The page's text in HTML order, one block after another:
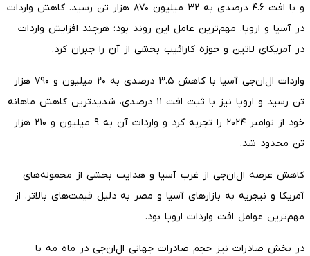
و با افت ۴.۶ درصدی به ۳۲ میلیون ۸۷۰ هزار تن رسید. کاهش واردات
در آسیا و اروپا، مهم‌ترین عامل این روند بود؛ هرچند افزایش واردات
در آمریکای لاتین و حوزه کارائیب بخشی از آن را جبران کرد.
واردات ال‌ان‌جی آسیا با کاهش ۳.۵ درصدی به ۲۰ میلیون و ۷۹۰ هزار
تن رسید و اروپا نیز با ثبت افت ۱۱ درصدی، شدیدترین کاهش ماهانه
خود از نوامبر ۲۰۲۴ را تجربه کرد و واردات آن به ۹ میلیون و ۲۱۰ هزار
تن محدود شد.
کاهش عرضه ال‌ان‌جی از غرب آسیا و هدایت بخشی از محموله‌های
آمریکا و نیجریه به بازارهای آسیا و مصر به دلیل قیمت‌های بالاتر، از
مهم‌ترین عوامل افت واردات اروپا بود.
در بخش صادرات نیز حجم صادرات جهانی ال‌ان‌جی در ماه مه با